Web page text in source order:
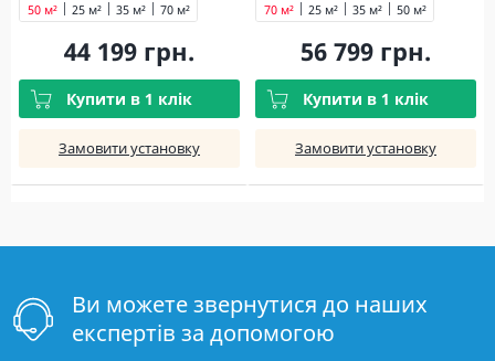
25 м² 35 м²
50 м² 70 м²
44 199 грн.
Купити в 1 клік
Замовити установку
25 м² 35 м² 50 м²
70 м²
56 799 грн.
Купити в 1 клік
Замовити установку
Ви можете звернутися до наших
експертів за допомогою